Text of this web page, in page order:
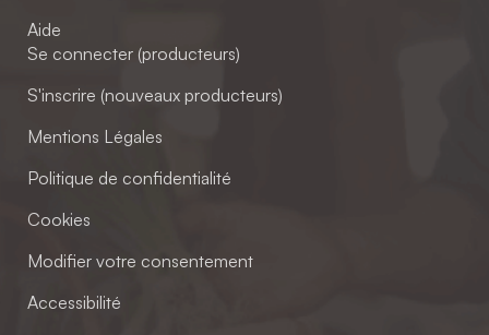
Aide
Se connecter (producteurs)
S'inscrire (nouveaux producteurs)
Mentions Légales
Politique de confidentialité
Cookies
Modifier votre consentement
Accessibilité